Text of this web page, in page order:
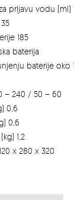
prljavu vodu (ml)
185
baterija
baterije oko
– 240 / 50 – 60
0,6
0,6
1,2
x 280 x 320